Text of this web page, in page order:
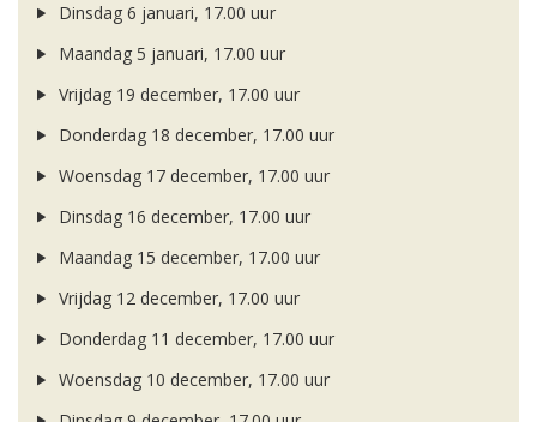
Dinsdag 6 januari, 17.00 uur
Maandag 5 januari, 17.00 uur
Vrijdag 19 december, 17.00 uur
Donderdag 18 december, 17.00 uur
Woensdag 17 december, 17.00 uur
Dinsdag 16 december, 17.00 uur
Maandag 15 december, 17.00 uur
Vrijdag 12 december, 17.00 uur
Donderdag 11 december, 17.00 uur
Woensdag 10 december, 17.00 uur